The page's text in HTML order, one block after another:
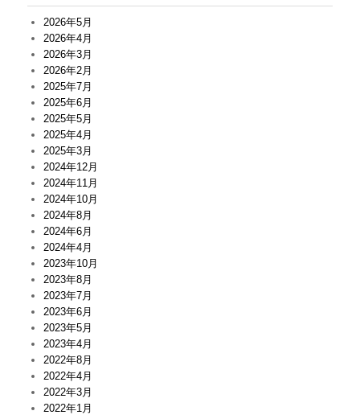
2026年5月
2026年4月
2026年3月
2026年2月
2025年7月
2025年6月
2025年5月
2025年4月
2025年3月
2024年12月
2024年11月
2024年10月
2024年8月
2024年6月
2024年4月
2023年10月
2023年8月
2023年7月
2023年6月
2023年5月
2023年4月
2022年8月
2022年4月
2022年3月
2022年1月